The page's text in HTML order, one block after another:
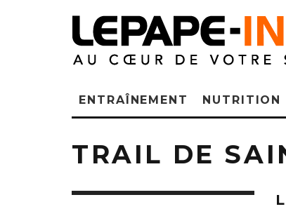
ENTRAÎNEMENT NUTRITION
TRAIL DE